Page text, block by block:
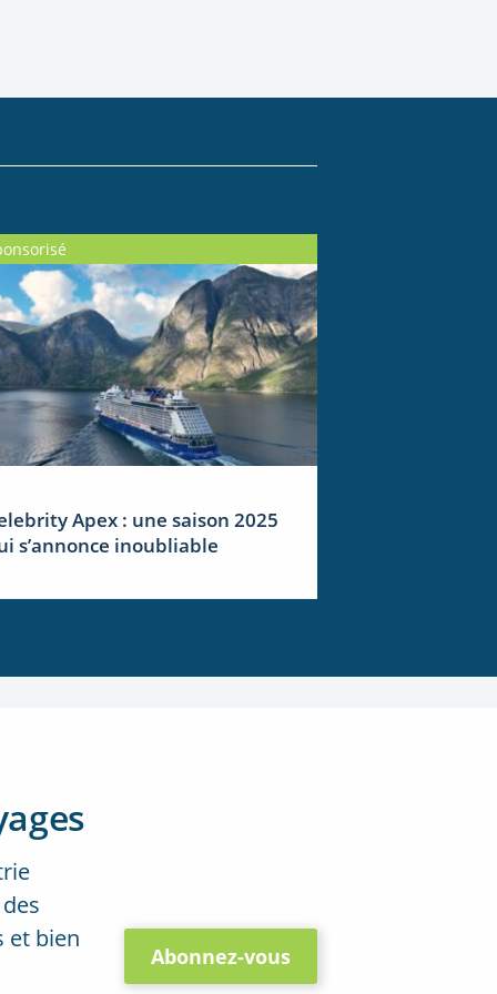
Apex : une saison 2025
s’annonce inoubliable
et bien
Abonnez-vous